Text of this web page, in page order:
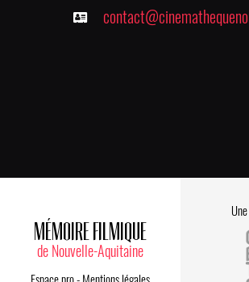
MÉMOIRE FILMIQUE
de Nouvelle-Aquitaine